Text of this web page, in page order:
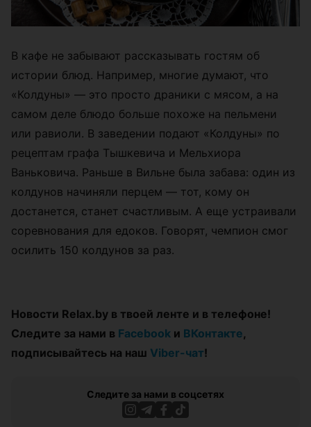
В кафе не забывают рассказывать гостям об
истории блюд. Например, многие думают, что
«Колдуны» — это просто драники с мясом, а на
самом деле блюдо больше похоже на пельмени
или равиоли. В заведении подают «Колдуны» по
рецептам графа Тышкевича и Мельхиора
Ваньковича. Раньше в Вильне была забава: один из
колдунов начиняли перцем — тот, кому он
достанется, станет счастливым. А еще устраивали
соревнования для едоков. Говорят, чемпион смог
осилить 150 колдунов за раз.
Новости Relax.by в твоей ленте и в телефоне!
Следите за нами в Facebook и ВКонтакте,
подписывайтесь на наш Viber-чат!
Следите за нами в соцсетях